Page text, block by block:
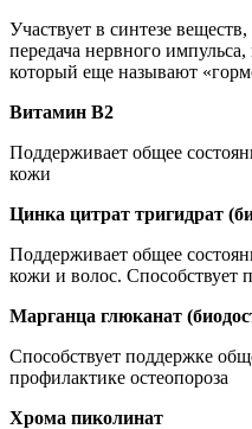
Участвует в синтезе
передача нервного
который еще называют
Витамин В2
Поддерживает общее
кожи
Цинка цитрат тригидрат
Поддерживает общее
кожи и волос. Способствует
Марганца глюканат
Способствует поддержке
профилактике остеопороза
Хрома пиколинат